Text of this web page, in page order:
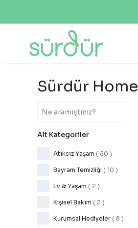
Sürdür Home
Alt Kategoriler
Atıksız Yaşam ( 50 )
Bayram Temizliği ( 10 )
Ev & Yaşam ( 2 )
Kişisel Bakım ( 2 )
Kurumsal Hediyeler ( 8 )